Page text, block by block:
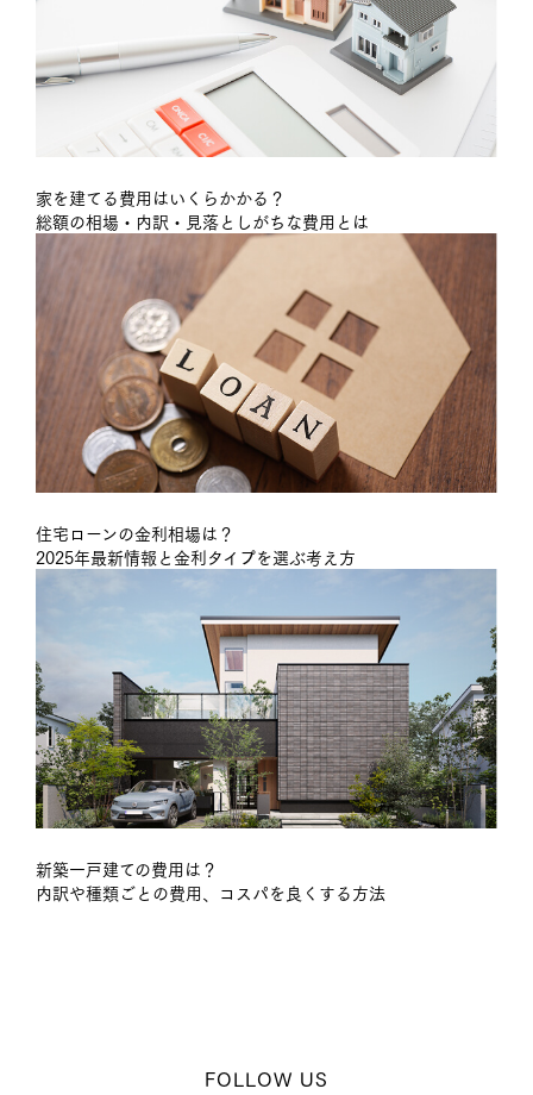
家を建てる費用はいくらかかる？
総額の相場・内訳・見落としがちな費用とは
住宅ローンの金利相場は？
2025年最新情報と金利タイプを選ぶ考え方
新築一戸建ての費用は？
内訳や種類ごとの費用、コスパを良くする方法
FOLLOW US